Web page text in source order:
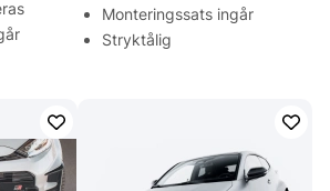
Monteringssats ingår
Stryktålig